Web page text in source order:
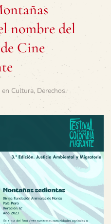
nombre del
Cine
Cultura, Derechos.